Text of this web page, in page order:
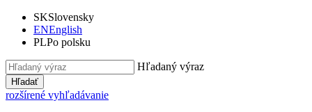
SKSlovensky
ENEnglish
PLPo polsku
Hľadaný výraz
Hľadať
rozšírené vyhľadávanie